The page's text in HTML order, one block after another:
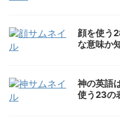
顔を使う
な意味か
神の英語
使う23の